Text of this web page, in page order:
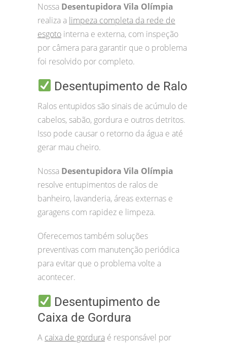
Nossa Desentupidora Vila Olímpia
realiza a limpeza completa da rede de
esgoto interna e externa, com inspeção
por câmera para garantir que o problema
foi resolvido por completo.
Desentupimento de Ralo
Ralos entupidos são sinais de acúmulo de
cabelos, sabão, gordura e outros detritos.
Isso pode causar o retorno da água e até
gerar mau cheiro.
Nossa Desentupidora Vila Olímpia
resolve entupimentos de ralos de
banheiro, lavanderia, áreas externas e
garagens com rapidez e limpeza.
Oferecemos também soluções
preventivas com manutenção periódica
para evitar que o problema volte a
acontecer.
Desentupimento de
Caixa de Gordura
A caixa de gordura é responsável por